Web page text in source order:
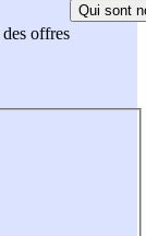
offres
Qui sont